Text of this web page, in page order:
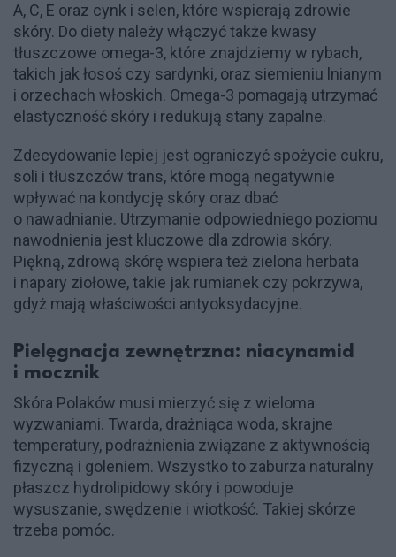
A, C, E oraz cynk i selen, które wspierają zdrowie
skóry. Do diety należy włączyć także kwasy
tłuszczowe omega-3, które znajdziemy w rybach,
takich jak łosoś czy sardynki, oraz siemieniu lnianym
i orzechach włoskich. Omega-3 pomagają utrzymać
elastyczność skóry i redukują stany zapalne.
Zdecydowanie lepiej jest ograniczyć spożycie cukru,
soli i tłuszczów trans, które mogą negatywnie
wpływać na kondycję skóry oraz dbać
o nawadnianie. Utrzymanie odpowiedniego poziomu
nawodnienia jest kluczowe dla zdrowia skóry.
Piękną, zdrową skórę wspiera też zielona herbata
i napary ziołowe, takie jak rumianek czy pokrzywa,
gdyż mają właściwości antyoksydacyjne.
Pielęgnacja zewnętrzna: niacynamid
i mocznik
Skóra Polaków musi mierzyć się z wieloma
wyzwaniami. Twarda, drażniąca woda, skrajne
temperatury, podrażnienia związane z aktywnością
fizyczną i goleniem. Wszystko to zaburza naturalny
płaszcz hydrolipidowy skóry i powoduje
wysuszanie, swędzenie i wiotkość. Takiej skórze
trzeba pomóc.